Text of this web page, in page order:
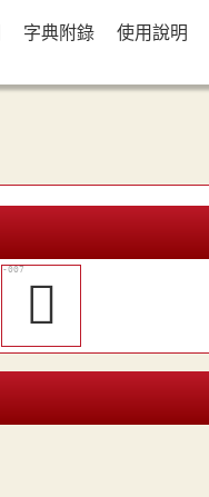
字典附錄 使用說明
󸪭